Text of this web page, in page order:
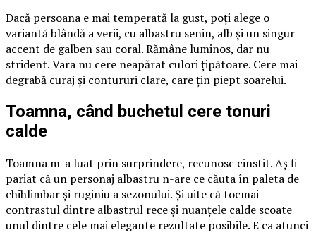
Dacă persoana e mai temperată la gust, poți alege o
variantă blândă a verii, cu albastru senin, alb și un singur
accent de galben sau coral. Rămâne luminos, dar nu
strident. Vara nu cere neapărat culori țipătoare. Cere mai
degrabă curaj și contururi clare, care țin piept soarelui.
Toamna, când buchetul cere tonuri
calde
Toamna m-a luat prin surprindere, recunosc cinstit. Aș fi
pariat că un personaj albastru n-are ce căuta în paleta de
chihlimbar și ruginiu a sezonului. Și uite că tocmai
contrastul dintre albastrul rece și nuanțele calde scoate
unul dintre cele mai elegante rezultate posibile. E ca atunci